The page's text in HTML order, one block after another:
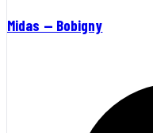
Midas — Bobigny